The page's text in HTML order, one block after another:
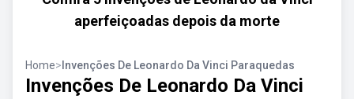
aperfeiçoadas depois da morte
Home> Invenções De Leonardo Da Vinci Paraquedas
Invenções De Leonardo Da Vinci